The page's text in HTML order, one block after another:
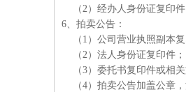
（2）经办人身份证复印
6、拍卖公告：
（1）公司营业执照副本
（2）法人身份证复印件
（3）委托书复印件或相
（4）拍卖公告加盖公章